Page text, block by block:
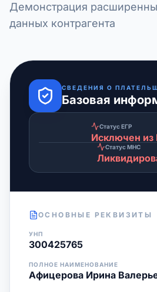
Демонстрация
данных контрагента
СВЕДЕНИЯ О
Базовая
Статус ЕГР
Исключен из
Статус МНС
ОСНОВНЫЕ РЕКВИЗИТЫ
УНП
300425765
ПОЛНОЕ НАИМЕНОВАНИЕ
Афицерова Ирина